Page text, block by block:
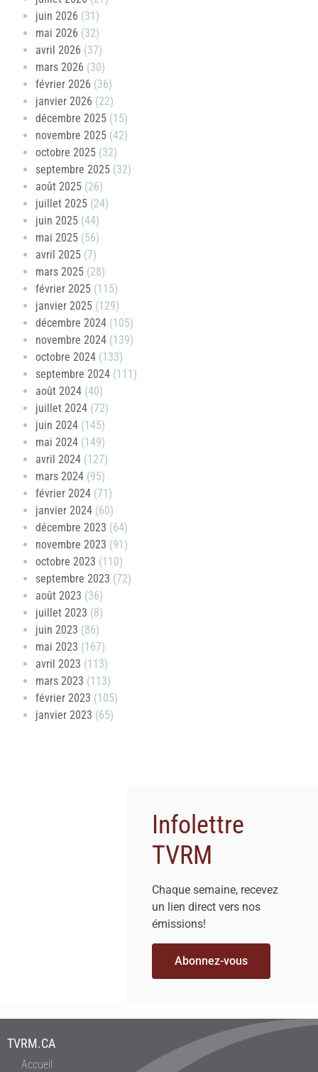
juin 2026 (31)
mai 2026 (32)
avril 2026 (37)
mars 2026 (30)
février 2026 (36)
janvier 2026 (22)
décembre 2025 (15)
novembre 2025 (42)
octobre 2025 (32)
septembre 2025 (32)
août 2025 (26)
juillet 2025 (24)
juin 2025 (44)
mai 2025 (56)
avril 2025 (7)
mars 2025 (28)
février 2025 (115)
janvier 2025 (129)
décembre 2024 (105)
novembre 2024 (139)
octobre 2024 (133)
septembre 2024 (111)
août 2024 (40)
juillet 2024 (72)
juin 2024 (145)
mai 2024 (149)
avril 2024 (127)
mars 2024 (95)
février 2024 (71)
janvier 2024 (60)
décembre 2023 (64)
novembre 2023 (91)
octobre 2023 (110)
septembre 2023 (72)
août 2023 (36)
juillet 2023 (8)
juin 2023 (86)
mai 2023 (167)
avril 2023 (113)
mars 2023 (113)
février 2023 (105)
janvier 2023 (65)
Infolettre
TVRM
Chaque semaine, recevez
un lien direct vers nos
émissions!
Abonnez-vous
TVRM.CA
Accueil